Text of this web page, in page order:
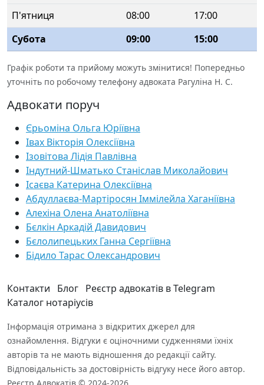
П'ятниця
08:00
17:00
Субота
09:00 15:00
Графік роботи та прийому можуть змінитися! Попередньо
уточніть по робочому телефону адвоката Рагуліна Н. С.
Адвокати поруч
Єрьоміна Ольга Юріївна
Івах Вікторія Олексіївна
Ізовітова Лідія Павлівна
Індутний-Шматько Станіслав Миколайович
Ісаєва Катерина Олексіївна
Абдуллаєва-Мартіросян Іммілейла Хаганіївна
Алехіна Олена Анатоліївна
Бєлкін Аркадій Давидович
Бєлолипецьких Ганна Сергіївна
Бідило Тарас Олександрович
Контакти Блог Реєстр адвокатів в Telegram
Каталог нотаріусів
Інформація отримана з відкритих джерел для
ознайомлення. Відгуки є оціночними судженнями їхніх
авторів та не мають відношення до редакції сайту.
Відповідальність за достовірність відгуку несе його автор.